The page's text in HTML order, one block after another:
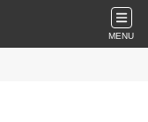
MENU